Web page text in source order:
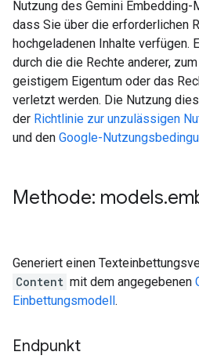
Nutzung des Gemini
dass Sie über die erforderlichen
hochgeladenen Inhalte verfügen.
durch die die Rechte anderer,
geistigem Eigentum oder das
verletzt werden. Die Nutzung
der Richtlinie zur unzulässigen
und den Google-
Methode: models.
Generiert einen
Content mit dem angegebenen
Einbettungsmodell.
Endpunkt